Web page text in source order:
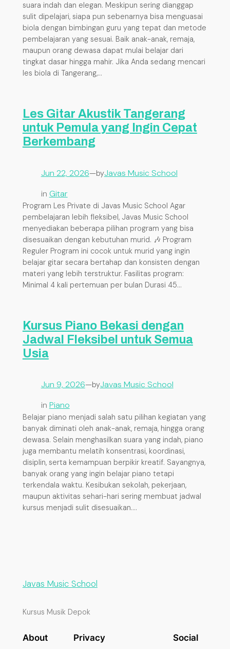
suara indah dan elegan. Meskipun sering dianggap
sulit dipelajari, siapa pun sebenarnya bisa menguasai
biola dengan bimbingan guru yang tepat dan metode
pembelajaran yang sesuai. Baik anak-anak, remaja,
maupun orang dewasa dapat mulai belajar dari
tingkat dasar hingga mahir. Jika Anda sedang mencari
les biola di Tangerang,…
Les Gitar Akustik Tangerang
untuk Pemula yang Ingin Cepat
Berkembang
Jun 22, 2026—byJavas Music School
in Gitar
Program Les Private di Javas Music School Agar
pembelajaran lebih fleksibel, Javas Music School
menyediakan beberapa pilihan program yang bisa
disesuaikan dengan kebutuhan murid. 🎶 Program
Reguler Program ini cocok untuk murid yang ingin
belajar gitar secara bertahap dan konsisten dengan
materi yang lebih terstruktur. Fasilitas program:
Minimal 4 kali pertemuan per bulan Durasi 45…
Kursus Piano Bekasi dengan
Jadwal Fleksibel untuk Semua
Usia
Jun 9, 2026—byJavas Music School
in Piano
Belajar piano menjadi salah satu pilihan kegiatan yang
banyak diminati oleh anak-anak, remaja, hingga orang
dewasa. Selain menghasilkan suara yang indah, piano
juga membantu melatih konsentrasi, koordinasi,
disiplin, serta kemampuan berpikir kreatif. Sayangnya,
banyak orang yang ingin belajar piano tetapi
terkendala waktu. Kesibukan sekolah, pekerjaan,
maupun aktivitas sehari-hari sering membuat jadwal
kursus menjadi sulit disesuaikan.…
Javas Music School
Kursus Musik Depok
About Privacy Social